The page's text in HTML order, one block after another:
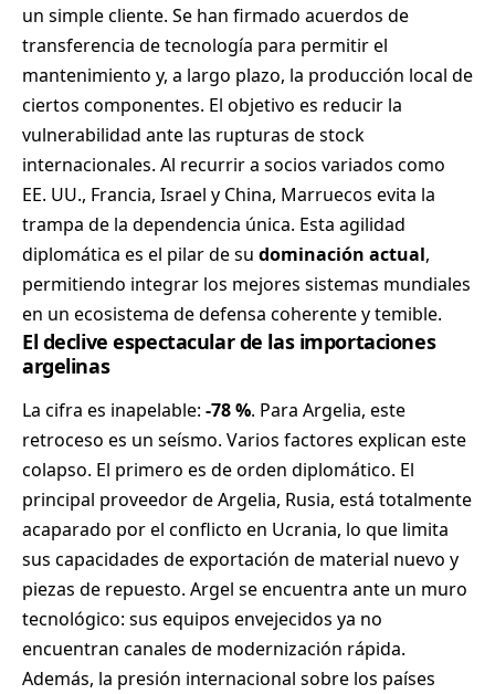
un simple cliente. Se han firmado acuerdos de
transferencia de tecnología para permitir el
mantenimiento y, a largo plazo, la producción local de
ciertos componentes. El objetivo es reducir la
vulnerabilidad ante las rupturas de stock
internacionales. Al recurrir a socios variados como
EE. UU., Francia, Israel y China, Marruecos evita la
trampa de la dependencia única. Esta agilidad
diplomática es el pilar de su dominación actual,
permitiendo integrar los mejores sistemas mundiales
en un ecosistema de defensa coherente y temible.
El declive espectacular de las importaciones
argelinas
La cifra es inapelable: -78 %. Para Argelia, este
retroceso es un seísmo. Varios factores explican este
colapso. El primero es de orden diplomático. El
principal proveedor de Argelia, Rusia, está totalmente
acaparado por el conflicto en Ucrania, lo que limita
sus capacidades de exportación de material nuevo y
piezas de repuesto. Argel se encuentra ante un muro
tecnológico: sus equipos envejecidos ya no
encuentran canales de modernización rápida.
Además, la presión internacional sobre los países